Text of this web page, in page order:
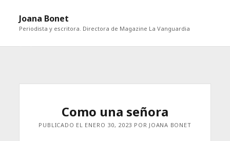
Joana Bonet
Periodista y escritora. Directora de Magazine La Vanguardia
Como una señora
PUBLICADO EL ENERO 30, 2023 POR JOANA BONET